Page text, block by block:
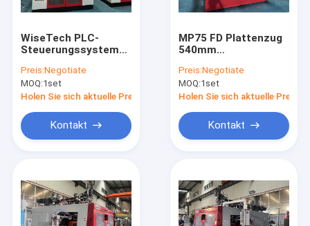
Kunststoff-Flasche Schimmel
Kunststoff zusätzliche Maschine
Verpackende zusätzliche Maschine
Kunststoff-Spritzgießmaschine
WiseTech PLC-
Steuerungssystem
Preis:Negotiate
MOQ:1set
Holen Sie sich aktuelle Preis
Kontakt
MP75 FD Plattenzug
540mm
Preis:Negotiate
MOQ:1set
Holen Sie sich aktuelle Preis
Kontakt